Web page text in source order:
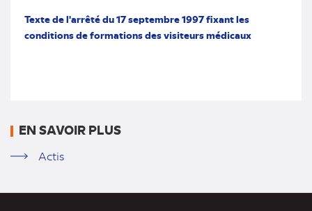
Texte de l'arrêté du 17 septembre 1997 fixant les
conditions de formations des visiteurs médicaux
EN SAVOIR PLUS
Actis